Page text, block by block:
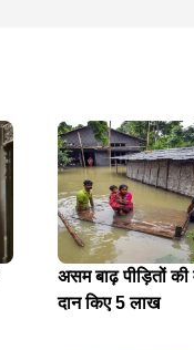
असम बाढ़ पीड़ितों
दान किए 5 लाख